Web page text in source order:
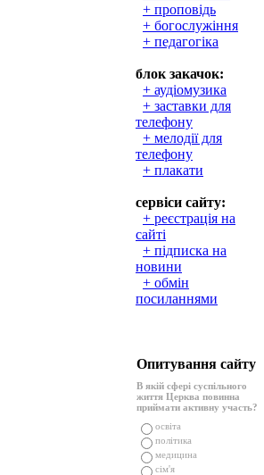
+ проповідь
+ богослужіння
+ педагогіка
блок закачок:
+ аудіомузика
+ заставки для
телефону
+ мелодії для
телефону
+ плакати
сервіси сайту:
+ реєстрація на
сайті
+ підписка на
новини
+ обмін
посиланнями
Опитування сайту
В якій сфері суспільного
життя Церква повинна
приймати активну участь?
освіта
політика
медицина
сім'я